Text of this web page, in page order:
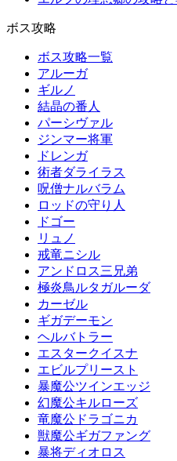
ボス攻略
ボス攻略一覧
アルーガ
ギルノ
結晶の番人
パーシヴァル
ジンマー将軍
ドレンガ
術者ダライラス
呪僧ナルバラム
ロッドの守り人
ドゴー
リュノ
戒竜ニシル
アンドロス三兄弟
極炎鳥ルタガルーダ
カーゼル
ギガデーモン
ヘルバトラー
エスタークイスナ
エビルプリースト
暴魔公ツインエッジ
幻魔公キルローズ
竜魔公ドラゴニカ
獣魔公ギガファング
暴将ディオロス